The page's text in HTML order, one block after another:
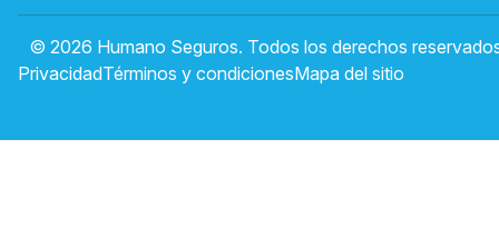
© 2026 Humano Seguros. Todos los derechos
PrivacidadTérminos y condicionesMapa del sitio